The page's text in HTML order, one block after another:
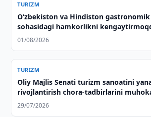
TURIZM
Oʻzbekiston va Hindiston
sohasidagi hamkorlikni
01/08/2026
TURIZM
Oliy Majlis Senati turizm sanoatini
rivojlantirish chora-tadbirlarini
29/07/2026